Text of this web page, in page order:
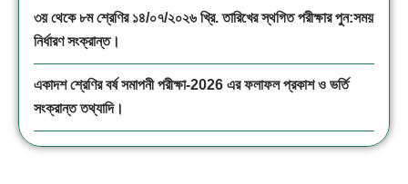
৩য় থেকে ৮ম শ্রেণির ১৪/০৭/২০২৬ খ্রি. তারিখের স্থগিত পরীক্ষার পুন:সময়
নির্ধারণ সংক্রান্ত।
একাদশ শ্রেণির বর্ষ সমাপনী পরীক্ষা-2026 এর ফলাফল প্রকাশ ও ভর্তি
সংক্রান্ত তথ্যাদি।